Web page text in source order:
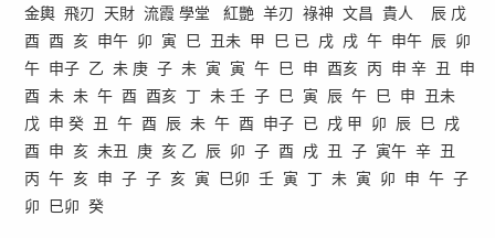
金輿 飛刃 天財 流霞 學堂 紅艷 羊刃 祿神 文昌 貴人 辰 戊
酉 酉 亥 申午 卯 寅 巳 丑未 甲 巳 已 戌 戌 午 申午 辰 卯
午 申子 乙 未 庚 子 未 寅 寅 午 巳 申 酉亥 丙 申 辛 丑 申
酉 未 未 午 酉 酉亥 丁 未 壬 子 巳 寅 辰 午 巳 申 丑未
戊 申 癸 丑 午 酉 辰 未 午 酉 申子 已 戌 甲 卯 辰 巳 戌
酉 申 亥 未丑 庚 亥 乙 辰 卯 子 酉 戌 丑 子 寅午 辛 丑
丙 午 亥 申 子 子 亥 寅 巳卯 壬 寅 丁 未 寅 卯 申 午 子
卯 巳卯 癸